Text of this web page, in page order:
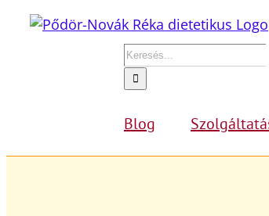
Kihagyás
Keresés...
Blog